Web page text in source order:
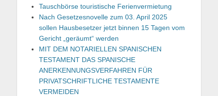
Tauschbörse touristische Ferienvermietung
Nach Gesetzesnovelle zum 03. April 2025
sollen Hausbesetzer jetzt binnen 15 Tagen vom
Gericht „geräumt“ werden
MIT DEM NOTARIELLEN SPANISCHEN
TESTAMENT DAS SPANISCHE
ANERKENNUNGSVERFAHREN FÜR
PRIVATSCHRIFTLICHE TESTAMENTE
VERMEIDEN